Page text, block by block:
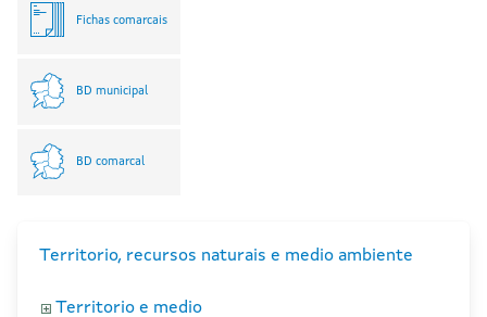
Fichas comarcais
BD municipal
BD comarcal
Territorio, recursos naturais e medio ambiente
Territorio e medio